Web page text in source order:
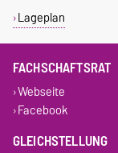
Lageplan
FACHSCHAFTSRAT
Webseite
Facebook
GLEICHSTELLUNG